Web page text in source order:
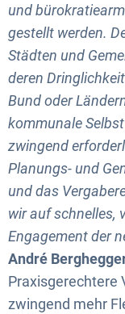
und
gestellt werden.
Städten und
deren
Bund oder
kommunale
zwingend
Planungs- und
und das
wir auf schnelles,
Engagement der
André
Praxisgerechtere
zwingend mehr